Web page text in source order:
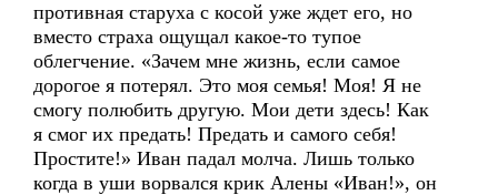
противная старуха с косой уже ждет его, но
вместо страха ощущал какое-то тупое
облегчение. «Зачем мне жизнь, если самое
дорогое я потерял. Это моя семья! Моя! Я не
смогу полюбить другую. Мои дети здесь! Как
я смог их предать! Предать и самого себя!
Простите!» Иван падал молча. Лишь только
когда в уши ворвался крик Алены «Иван!», он